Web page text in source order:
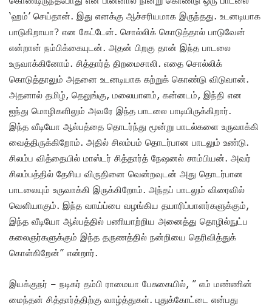
‘ஹம்’ செய்தான். இது எனக்கு ஆச்சரியமாக இருந்தது. உடனடியாக
பாடுகிறாயா? என கேட்டேன். சொல்லிக் கொடுத்தால் பாடுவேன்
என்றான் நம்பிக்கையுடன். அதன் பிறகு தான் இந்த பாடலை
உருவாக்கினோம். சித்தார்த் திறமைசாலி. எதை சொல்லிக்
கொடுத்தாலும் அதனை உடனடியாக கற்றுக் கொண்டு விடுவான்.
அதனால் தமிழ், தெலுங்கு, மலையாளம், கன்னடம், இந்தி என
ஐந்து மொழிகளிலும் அவரே இந்த பாடலை பாடியிருக்கிறார்.
இந்த வீடியோ ஆல்பத்தை தொடர்ந்து மூன்று பாடல்களை உருவாக்கி
வைத்திருக்கிறோம். அதில் சிலம்பம் தொடர்பான பாடலும் உண்டு.
சிலம்ப வித்தையில் மாஸ்டர் சித்தார்த் நேஷனல் சாம்பியன். அவர்
சிலம்பத்தில் தேசிய விருதினை வென்றவுடன் அது தொடர்பான
பாடலையும் உருவாக்கி இருக்கிறோம். அந்தப் பாடலும் விரைவில்
வெளியாகும்.‌ இந்த வாய்ப்பை வழங்கிய தயாரிப்பாளர்களுக்கும்,
இந்த வீடியோ ஆல்பத்தில் பணியாற்றிய அனைத்து தொழில்நுட்ப
கலைஞர்களுக்கும் இந்த தருணத்தில் நன்றியை தெரிவித்துக்
கொள்கிறேன்” என்றார்.
இயக்குநர் – நடிகர் தம்பி ராமையா பேசுகையில், ” எம் மண்ணின்
மைந்தன் சித்தார்த்திற்கு வாழ்த்துகள். புதுக்கோட்டை என்பது